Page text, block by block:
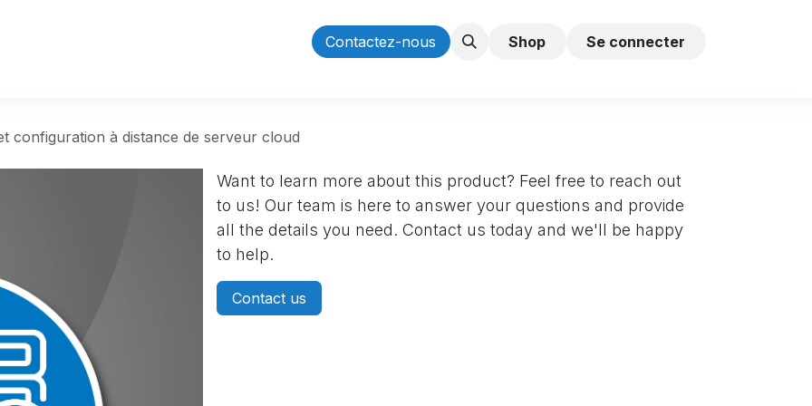
Contactez-nous Shop Se connecter
configuration à distance de serveur cloud
Want to learn more about this product? Feel free to reach out
to us! Our team is here to answer your questions and provide
all the details you need. Contact us today and we'll be happy
to help.
Contact us